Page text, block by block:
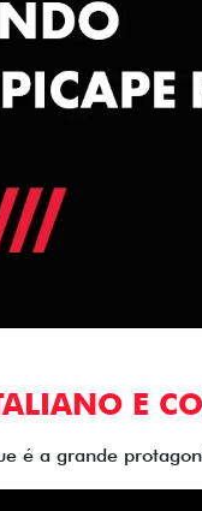
E
é a grande